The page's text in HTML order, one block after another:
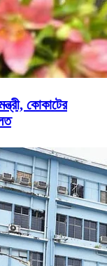
কোকাটের